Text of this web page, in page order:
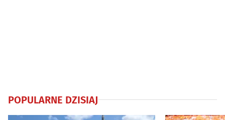
POPULARNE DZISIAJ